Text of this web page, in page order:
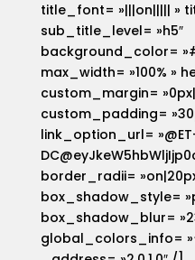
title_font= »|||on||||| »
sub_title_level= »h5″
background_color=
max_width= »100% »
custom_margin=
custom_padding=
link_option_url=
border_radii=
box_shadow_style=
box_shadow_blur=
global_colors_info=